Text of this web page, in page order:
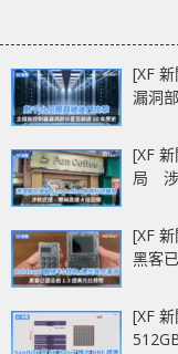
[XF
漏洞
[XF
局 涉
[XF
黑客
[XF